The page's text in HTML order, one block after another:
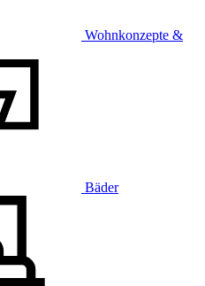
Wohnkonzepte &
Bäder